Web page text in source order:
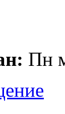
Пн